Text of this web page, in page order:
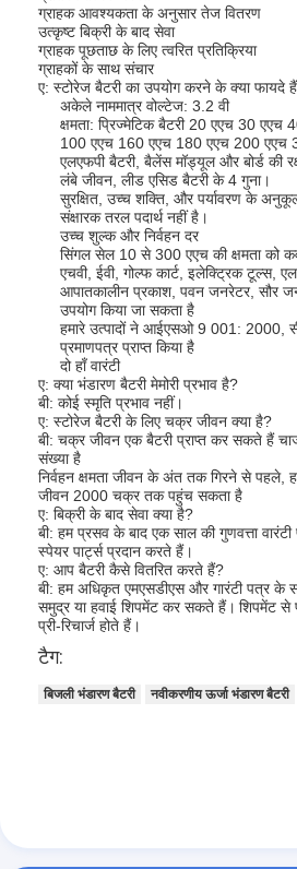
घर
उत्पादों
हमारे बारे में
गुणवत्ता नियंत्रण
ग्राहक आवश्यकता के अनुसार तेज वितरण
उत्कृष्ट बिक्री के बाद सेवा
ग्राहक पूछताछ के लिए त्वरित प्रतिक्रिया
ग्राहकों के साथ संचार
ए: स्टोरेज बैटरी का उपयोग करने के क्या फायदे
अकेले नाममात्र वोल्टेज: 3.2 वी
क्षमता: प्रिज्मेटिक बैटरी 20 एएच 30
100 एएच 160 एएच 180 एएच 200 एएच
एलएफपी बैटरी, बैलेंस मॉड्यूल और बोर्ड की
लंबे जीवन, लीड एसिड बैटरी के 4 गुना।
सुरक्षित, उच्च शक्ति, और पर्यावरण के
संक्षारक तरल पदार्थ नहीं है।
उच्च शुल्क और निर्वहन दर
सिंगल सेल 10 से 300 एएच की क्षमता को
एचवी, ईवी, गोल्फ कार्ट, इलेक्ट्रिक टूल्स,
आपातकालीन प्रकाश, पवन जनरेटर, सौर
उपयोग किया जा सकता है
हमारे उत्पादों ने आईएसओ 9 001: 2000,
प्रमाणपत्र प्राप्त किया है
दो हाँ वारंटी
ए: क्या भंडारण बैटरी मेमोरी प्रभाव है?
बी: कोई स्मृति प्रभाव नहीं।
ए: स्टोरेज बैटरी के लिए चक्र जीवन क्या है?
बी: चक्र जीवन एक बैटरी प्राप्त कर सकते हैं
संख्या है
निर्वहन क्षमता जीवन के अंत तक गिरने से पहले,
जीवन 2000 चक्र तक पहुंच सकता है
ए: बिक्री के बाद सेवा क्या है?
बी: हम प्रसव के बाद एक साल की गुणवत्ता
स्पेयर पार्ट्स प्रदान करते हैं।
ए: आप बैटरी कैसे वितरित करते हैं?
बी: हम अधिकृत एमएसडीएस और गारंटी पत्र के
समुद्र या हवाई शिपमेंट कर सकते हैं। शिपमेंट से
प्री-रिचार्ज होते हैं।
टैग:
बिजली भंडारण बैटरी नवीकरणीय ऊर्जा भंडारण बैटरी